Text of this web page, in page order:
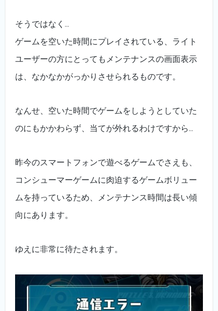
そうではなく…
ゲームを空いた時間にプレイされている、ライト
ユーザーの方にとってもメンテナンスの画面表示
は、なかなかがっかりさせられるものです。
なんせ、空いた時間でゲームをしようとしていた
のにもかかわらず、当てが外れるわけですから…
昨今のスマートフォンで遊べるゲームでさえも、
コンシューマーゲームに肉迫するゲームボリュー
ムを持っているため、メンテナンス時間は長い傾
向にあります。
ゆえに非常に待たされます。